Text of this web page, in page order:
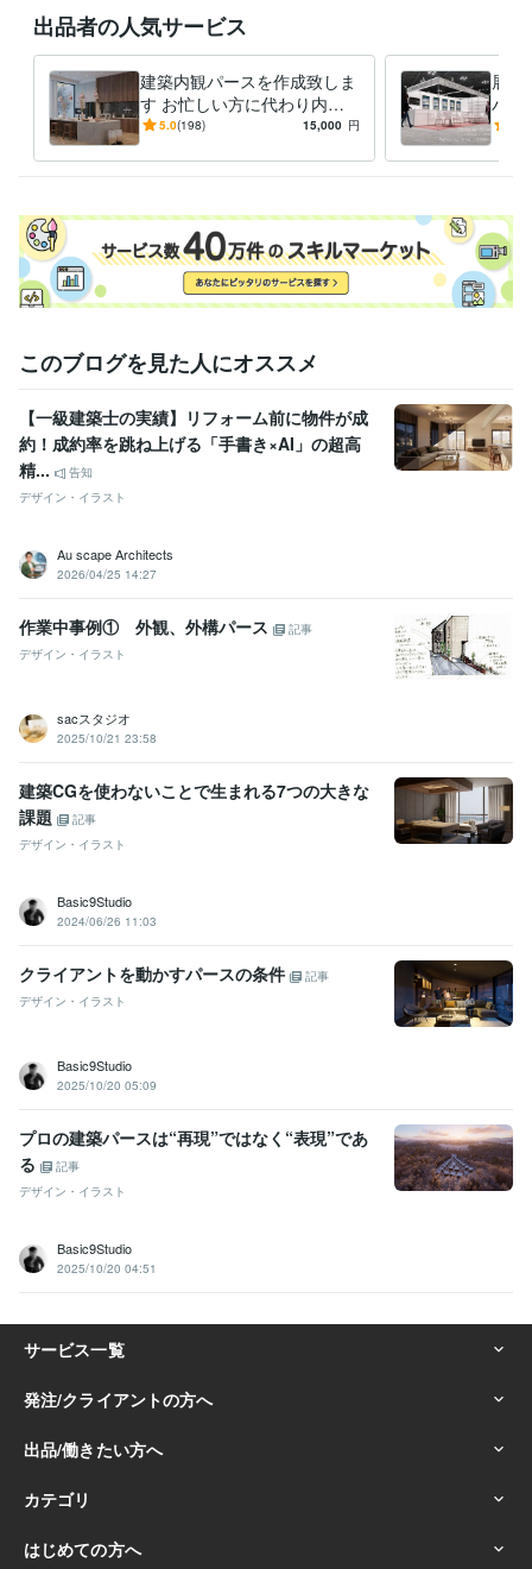
出品者の人気サービス
建築内観パースを作成致しま
す お忙しい方に代わり内観
パースを作成を致します。
5.0(198) 15,000 円
展示
パー
なス
このブログを見た人にオススメ
【一級建築士の実績】リフォーム前に物件が成
約！成約率を跳ね上げる「手書き×AI」の超高
精...
告知
デザイン・イラスト
Au scape Architects
2026/04/25 14:27
作業中事例① 外観、外構パース
記事
デザイン・イラスト
sacスタジオ
2025/10/21 23:58
建築CGを使わないことで生まれる7つの大きな
課題
記事
デザイン・イラスト
Basic9Studio
2024/06/26 11:03
クライアントを動かすパースの条件
記事
デザイン・イラスト
Basic9Studio
2025/10/20 05:09
プロの建築パースは“再現”ではなく“表現”であ
る
記事
デザイン・イラスト
Basic9Studio
2025/10/20 04:51